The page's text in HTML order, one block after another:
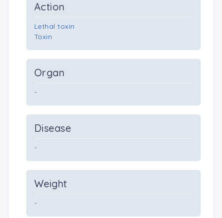
Action
Lethal toxin
Toxin
Organ
-
Disease
-
Weight
-